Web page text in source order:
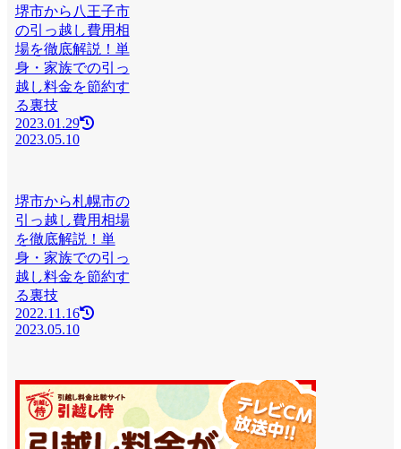
堺市から八王子市
の引っ越し費用相
場を徹底解説！単
身・家族での引っ
越し料金を節約す
る裏技
2023.01.29
2023.05.10
堺市から札幌市の
引っ越し費用相場
を徹底解説！単
身・家族での引っ
越し料金を節約す
る裏技
2022.11.16
2023.05.10